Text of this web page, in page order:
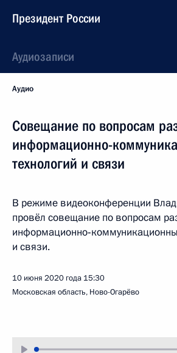
Президент России
Аудиозаписи
Аудио
Совещание по вопросам
информационно-
технологий и связи
В режиме видеоконференции
провёл совещание по вопросам
и связи.
10 июня 2020 года 15:30
Московская область, Ново-Огарёво